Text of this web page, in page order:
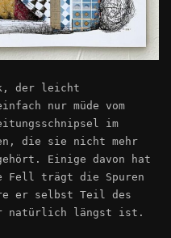
der leicht
nur müde vom
im
die sie nicht mehr
Einige davon hat
Fell trägt die Spuren
er selbst Teil des
er natürlich längst ist.